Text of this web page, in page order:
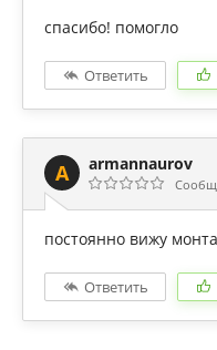
спасибо! помогло
Ответить
A armannaurov
постоянно вижу
Ответить